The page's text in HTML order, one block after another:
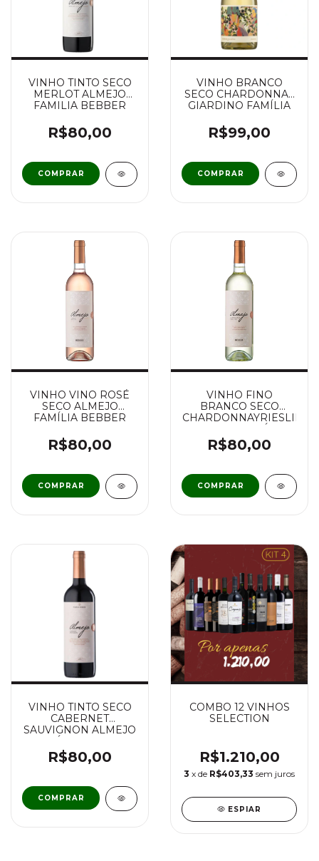
VINHO TINTO SECO
MERLOT ALMEJO
FAMILIA BEBBER
R$80,00
VINHO BRANCO
SECO CHARDONNAY
GIARDINO FAMÍLIA
R$99,00
VINHO VINO ROSÉ
SECO ALMEJO
FAMÍLIA BEBBER
R$80,00
VINHO FINO
BRANCO SECO
CHARDONNAYRIESLING
ALMEJO FAMÍLIA
BEBBER
R$80,00
VINHO TINTO SECO
CABERNET
SAUVIGNON ALMEJO
FAMÍLIA BEBBER
R$80,00
COMBO 12 VINHOS
SELECTION
R$1.210,00
3 x de R$403,33 sem juros
ESPIAR